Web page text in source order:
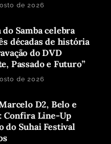
de 2026
Samba celebra
décadas de história
do DVD
Passado e Futuro”
de 2026
D2, Belo e
Confira Line-Up
do Suhai Festival